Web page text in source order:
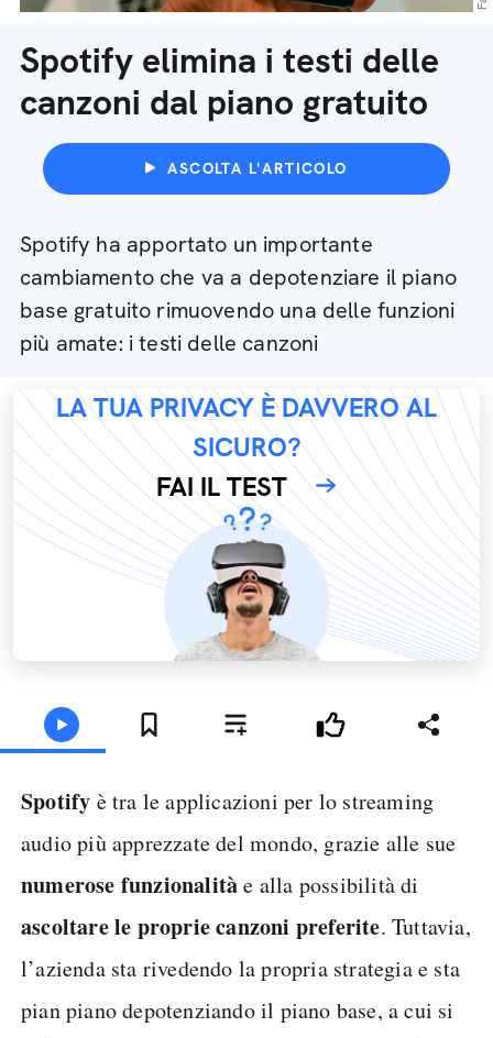
Spotify elimina i testi delle
canzoni dal piano gratuito
ASCOLTA L'ARTICOLO
Spotify ha apportato un importante
cambiamento che va a depotenziare il piano
base gratuito rimuovendo una delle funzioni
più amate: i testi delle canzoni
LA TUA PRIVACY È DAVVERO AL
SICURO?
FAI IL TEST
Spotify è tra le applicazioni per lo streaming
audio più apprezzate del mondo, grazie alle sue
numerose funzionalitàe alla possibilità di
ascoltare le proprie canzoni preferite. Tuttavia,
l’azienda sta rivedendo la propria strategia e sta
pian piano depotenziando il piano base, a cui si